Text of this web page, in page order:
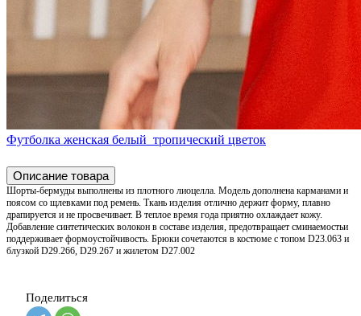
Футболка женская белый_тропический цветок
Описание товара
Шорты-бермуды выполнены из плотного лиоцелла. Модель дополнена карманами и
поясом со щлевками под ремень. Ткань изделия отлично держит форму, плавно
драпируется и не просвечивает. В теплое время года приятно охлаждает кожу.
Добавление синтетических волокон в составе изделия, предотвращает сминаемостьи
поддерживает формоустойчивость. Брюки сочетаются в костюме с топом D23.063 и
блузкой D29.266, D29.267 и жилетом D27.002
Поделиться